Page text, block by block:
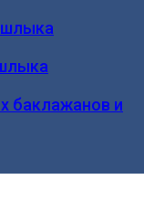
баклажанов и